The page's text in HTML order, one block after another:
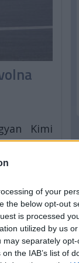
of your
the below opt-out
is processed
utilized by us
may separately
the IAB’s list of
Kimi
Russell
arról
előzni,